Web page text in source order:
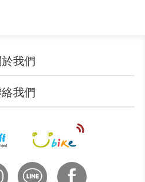
於我們
加入我們
我們